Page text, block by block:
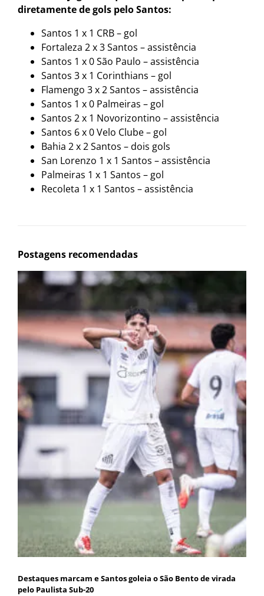
diretamente de gols pelo Santos:
Santos 1 x 1 CRB – gol
Fortaleza 2 x 3 Santos – assistência
Santos 1 x 0 São Paulo – assistência
Santos 3 x 1 Corinthians – gol
Flamengo 3 x 2 Santos – assistência
Santos 1 x 0 Palmeiras – gol
Santos 2 x 1 Novorizontino – assistência
Santos 6 x 0 Velo Clube – gol
Bahia 2 x 2 Santos – dois gols
San Lorenzo 1 x 1 Santos – assistência
Palmeiras 1 x 1 Santos – gol
Recoleta 1 x 1 Santos – assistência
Postagens recomendadas
Destaques marcam e Santos goleia o São Bento de virada
pelo Paulista Sub-20